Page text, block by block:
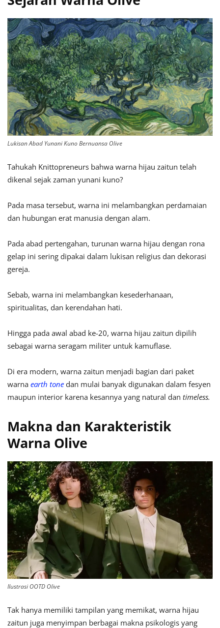
Lukisan Abad Yunani Kuno Bernuansa Olive
Tahukah Knittopreneurs bahwa warna hijau zaitun telah
dikenal sejak zaman yunani kuno?
Pada masa tersebut, warna ini melambangkan perdamaian
dan hubungan erat manusia dengan alam.
Pada abad pertengahan, turunan warna hijau dengan rona
gelap ini sering dipakai dalam lukisan religius dan dekorasi
gereja.
Sebab, warna ini melambangkan kesederhanaan,
spiritualitas, dan kerendahan hati.
Hingga pada awal abad ke-20, warna hijau zaitun dipilih
sebagai warna seragam militer untuk kamuflase.
Di era modern, warna zaitun menjadi bagian dari paket
warna earth tone dan mulai banyak digunakan dalam fesyen
maupun interior karena kesannya yang natural dan timeless.
Makna dan Karakteristik
Warna Olive
Ilustrasi OOTD Olive
Tak hanya memiliki tampilan yang memikat, warna hijau
zaitun juga menyimpan berbagai makna psikologis yang